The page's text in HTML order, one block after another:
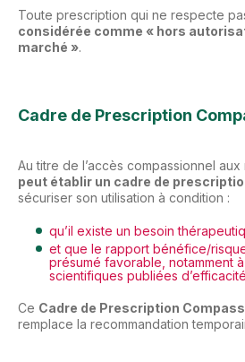
Toute prescription qui ne respecte
considérée comme « hors
marché ».
Cadre de Prescription
Au titre de l’accès compassionnel aux
peut établir un cadre de
sécuriser son utilisation à condition :
qu’il existe un besoin
et que le rapport bénéfice/
présumé favorable, notamment
scientifiques publiées
Ce Cadre de Prescription
remplace la recommandation